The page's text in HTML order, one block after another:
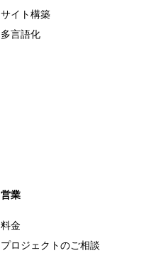
サイト構築
多言語化
営業
料金
プロジェクトのご相談